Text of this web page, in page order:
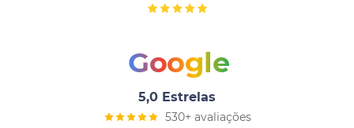
Google
5,0 Estrelas
530+ avaliações